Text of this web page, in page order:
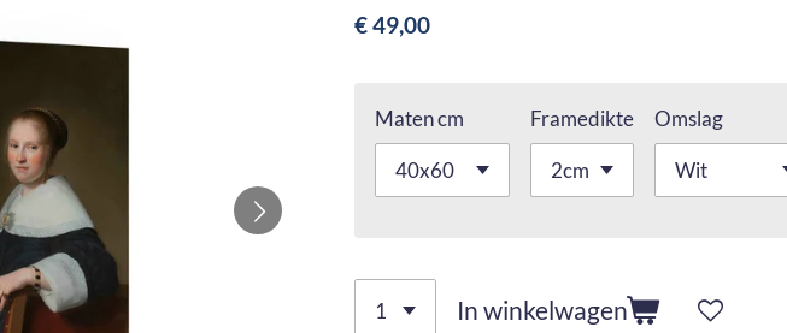
€ 49,00
Maten cm Framedikte Omslag
In winkelwagen